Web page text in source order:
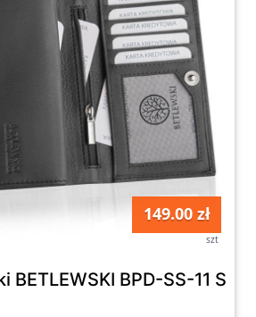
149.00 zł
szt
BETLEWSKI BPD-SS-11